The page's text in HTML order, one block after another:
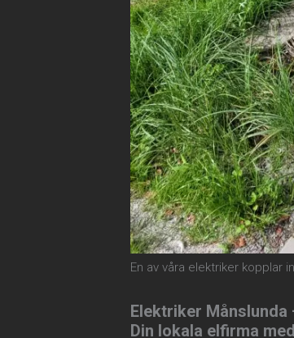
En av våra elektriker kopplar
Elektriker Månslunda
Din lokala elfirma